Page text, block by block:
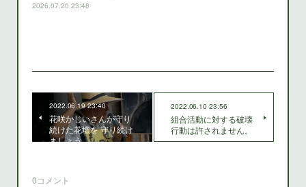
2026.07.20 23:48
2022.06.19 23:40
花咲かじいさんが守り
続けた花壇を 守り続け
ましょう
2022.06.10 23:56
組合活動に対する破壊
行動は許されません。
0コメント